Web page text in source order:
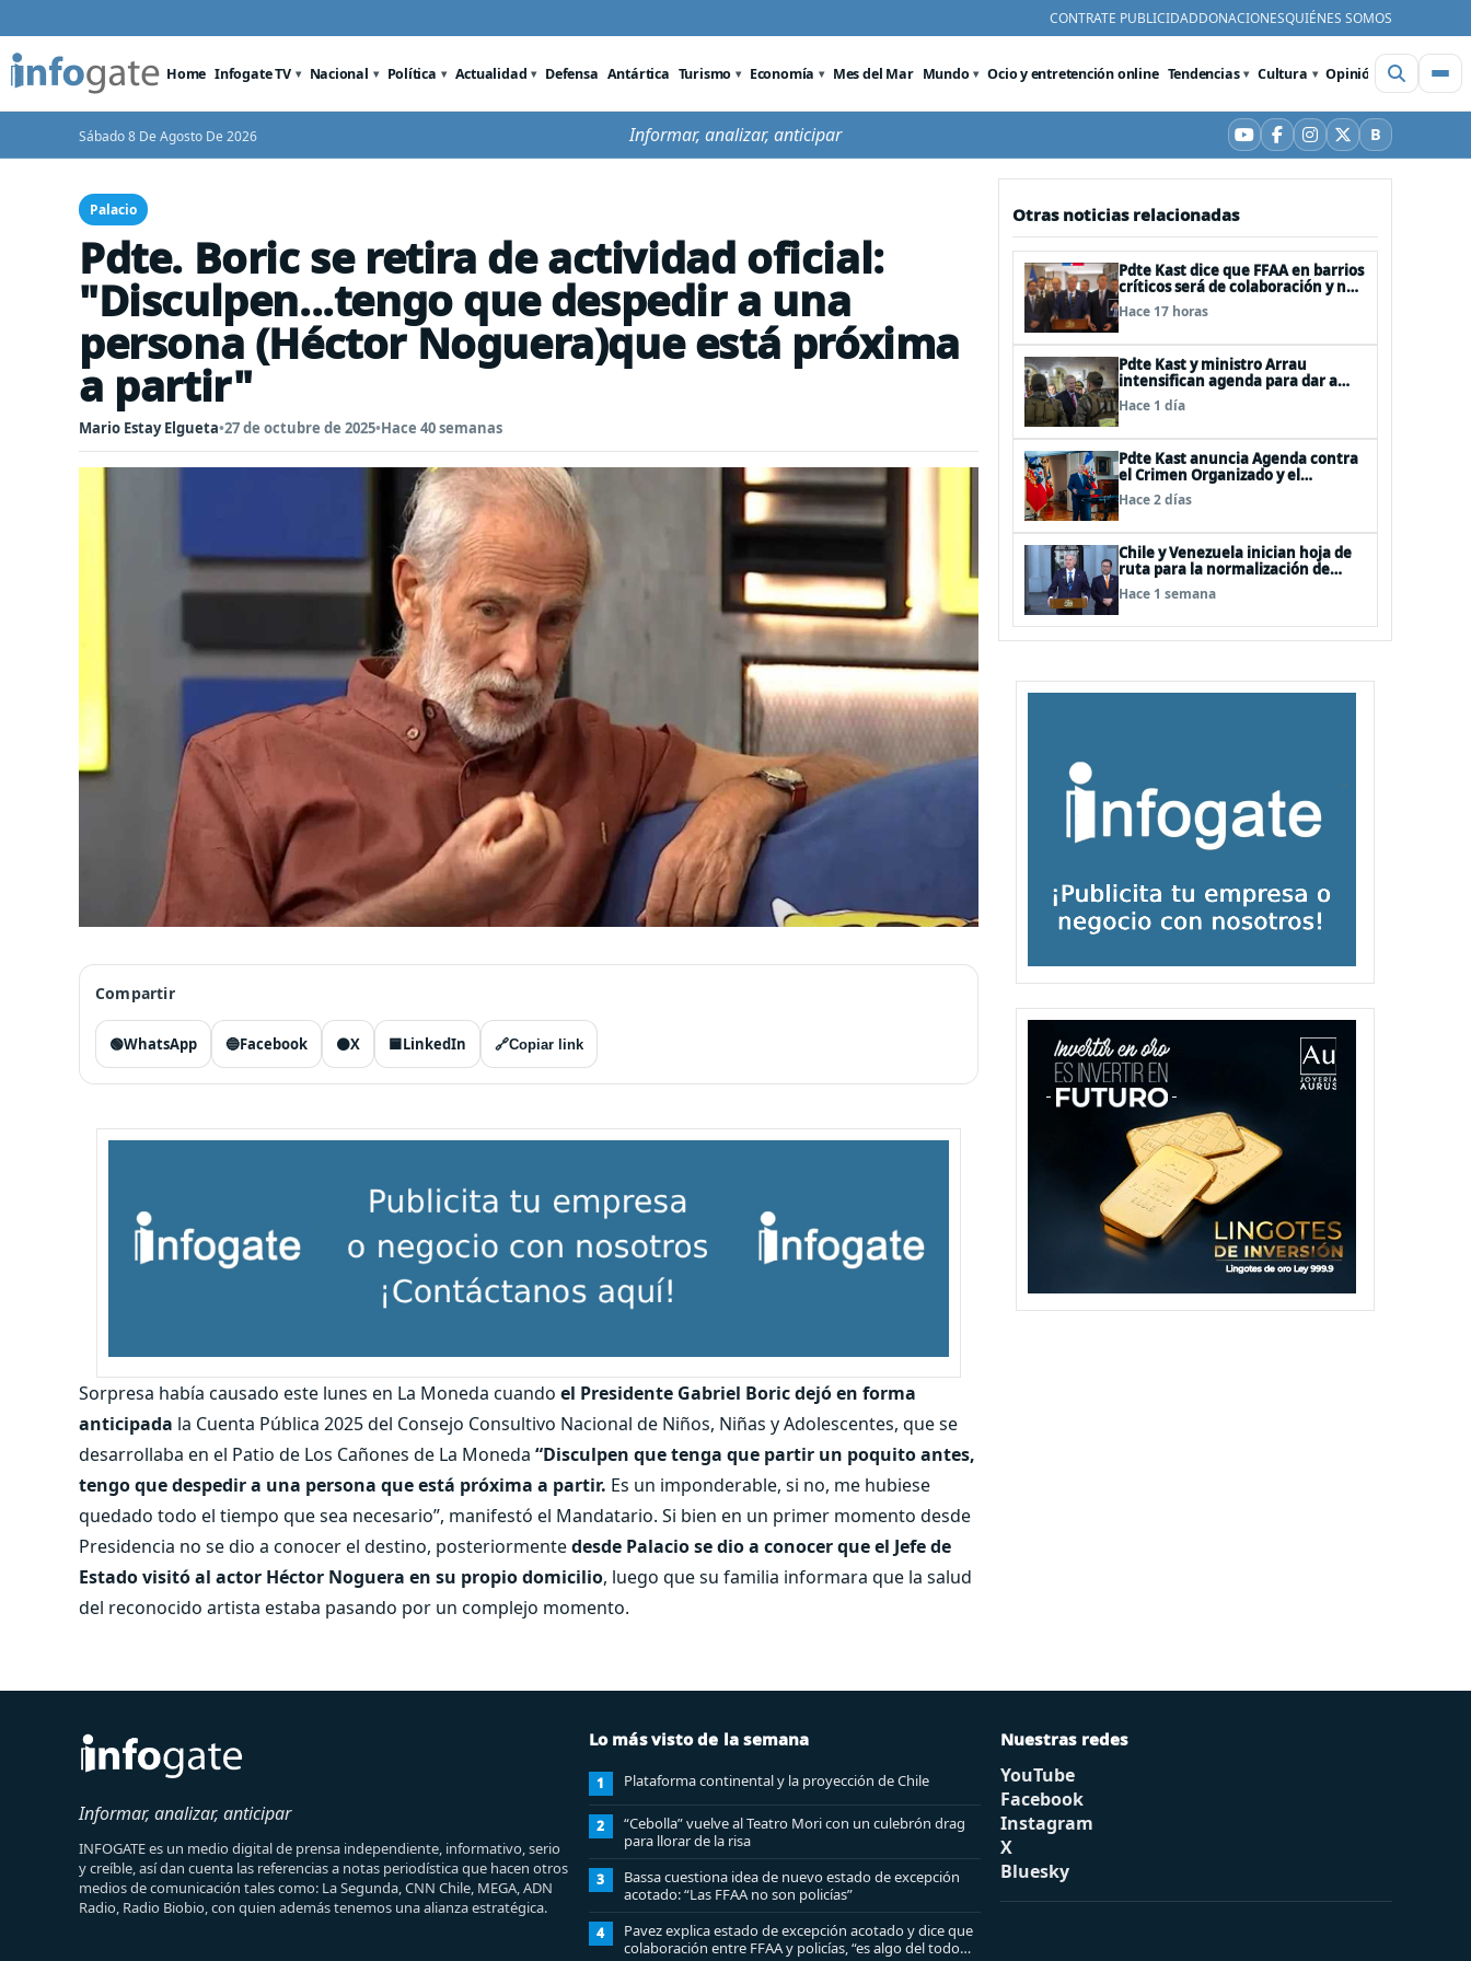
CONTRATE PUBLICIDADDONACIONESQUIÉNES SOMOS
Home Infogate TV Nacional Política Actualidad Defensa Antártica Turismo Economía Mes del Mar Mundo Ocio y entretención online Tendencias Cultura Opinión Videos
Sábado 8 De Agosto De 2026 Informar, analizar, anticipar YouTube
Facebook
Instagram
X BBluesky
Palacio
Pdte. Boric se retira de actividad oficial:
"Disculpen...tengo que despedir a una
persona (Héctor Noguera)que está próxima
a partir"
Mario Estay Elgueta•27 de octubre de 2025•Hace 40 semanas
Compartir
🟢WhatsApp 🔵Facebook ⚫X 🟦LinkedIn 🔗Copiar link
Sorpresa había causado este lunes en La Moneda cuando el Presidente Gabriel Boric dejó en forma
anticipada la Cuenta Pública 2025 del Consejo Consultivo Nacional de Niños, Niñas y Adolescentes, que se
desarrollaba en el Patio de Los Cañones de La Moneda “Disculpen que tenga que partir un poquito antes,
tengo que despedir a una persona que está próxima a partir. Es un imponderable, si no, me hubiese
quedado todo el tiempo que sea necesario”, manifestó el Mandatario. Si bien en un primer momento desde
Presidencia no se dio a conocer el destino, posteriormentedesde Palacio se dio a conocer que el Jefe de
Estado visitó al actor Héctor Noguera en su propio domicilio, luego que su familia informara que la salud
del reconocido artista estaba pasando por un complejo momento.
Otras noticias relacionadas
Pdte Kast dice que FFAA en barrios
críticos será de colaboración y no
sustituye rol de policías en control
del orden público
Hace 17 horas
Pdte Kast y ministro Arrau
intensifican agenda para dar a
conocer su ACOT
Hace 1 día
Pdte Kast anuncia Agenda contra
el Crimen Organizado y el
Terrorismo (ACOT)
Hace 2 días
Chile y Venezuela inician hoja de
ruta para la normalización de
relaciones
Hace 1 semana
Informar, analizar, anticipar
INFOGATE es un medio digital de prensa independiente, informativo, serio
y creíble, así dan cuenta las referencias a notas periodística que hacen otros
medios de comunicación tales como: La Segunda, CNN Chile, MEGA, ADN
Radio, Radio Biobio, con quien además tenemos una alianza estratégica.
Lo más visto de la semana
1 Plataforma continental y la proyección de Chile
2
“Cebolla” vuelve al Teatro Mori con un culebrón drag
para llorar de la risa
3
Bassa cuestiona idea de nuevo estado de excepción
acotado: “Las FFAA no son policías”
4
Pavez explica estado de excepción acotado y dice que
colaboración entre FFAA y policías, “es algo del todo
Nuestras redes
YouTube
Facebook
Instagram
X
Bluesky